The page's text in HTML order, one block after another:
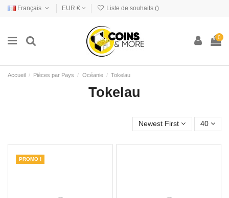
Français EUR € Liste de souhaits ()
0
Accueil Pièces par Pays Océanie Tokelau
Tokelau
Newest First 40
PROMO !